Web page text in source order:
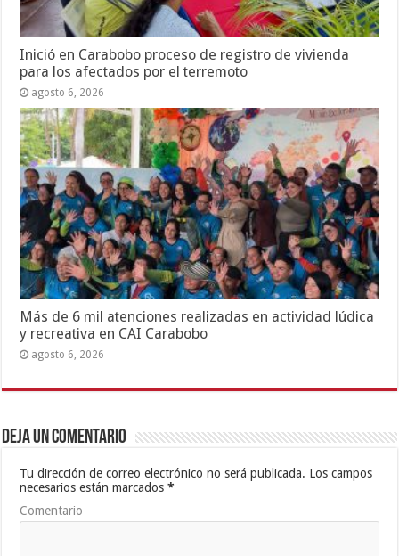
Inició en Carabobo proceso de registro de vivienda
para los afectados por el terremoto
agosto 6, 2026
Más de 6 mil atenciones realizadas en actividad lúdica
y recreativa en CAI Carabobo
agosto 6, 2026
Deja un comentario
Tu dirección de correo electrónico no será publicada. Los campos
necesarios están marcados*
Comentario